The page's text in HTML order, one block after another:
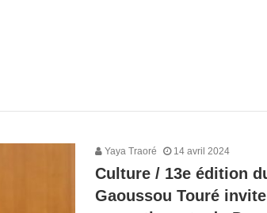
Yaya Traoré 14 avril 2024
Culture / 13e édition
Gaoussou Touré